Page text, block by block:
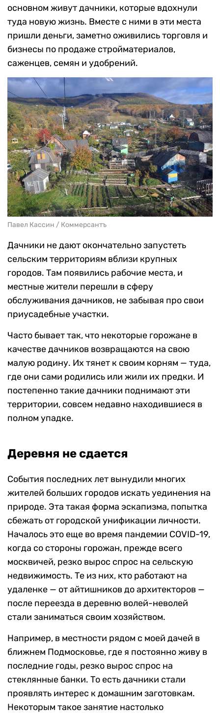
основном живут дачники, которые вдохнули
туда новую жизнь. Вместе с ними в эти места
пришли деньги, заметно оживились торговля и
бизнесы по продаже стройматериалов,
саженцев, семян и удобрений.
Павел Кассин / Коммерсантъ
Дачники не дают окончательно запустеть
сельским территориям вблизи крупных
городов. Там появились рабочие места, и
местные жители перешли в сферу
обслуживания дачников, не забывая про свои
приусадебные участки.
Часто бывает так, что некоторые горожане в
качестве дачников возвращаются на свою
малую родину. Их тянет к своим корням — туда,
где они сами родились или жили их предки. И
постепенно такие дачники поднимают эти
территории, совсем недавно находившиеся в
полном упадке.
Деревня не сдается
События последних лет вынудили многих
жителей больших городов искать уединения на
природе. Эта такая форма эскапизма, попытка
сбежать от городской унификации личности.
Началось это еще во время пандемии COVID-19,
когда со стороны горожан, прежде всего
москвичей, резко вырос спрос на сельскую
недвижимость. Те из них, кто работают на
удаленке — от айтишников до архитекторов —
после переезда в деревню волей-неволей
стали заниматься своим хозяйством.
Например, в местности рядом с моей дачей в
ближнем Подмосковье, где я постоянно живу в
последние годы, резко вырос спрос на
стеклянные банки. То есть дачники стали
проявлять интерес к домашним заготовкам.
Некоторым такое занятие настолько